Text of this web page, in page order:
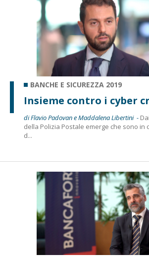
BANCHE E SICUREZZA 2019
Insieme contro i cyber
di Flavio Padovan e Maddalena Libertini -
della Polizia Postale emerge che sono in
d...